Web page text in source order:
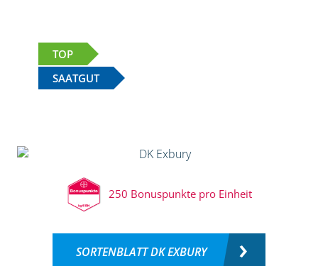
TOP
SAATGUT
250 Bonuspunkte pro Einheit
SORTENBLATT DK EXBURY